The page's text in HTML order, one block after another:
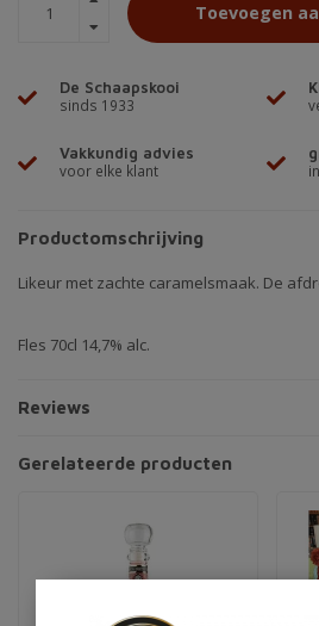
Toevoegen
De Schaapskooi
sinds 1933
Vakkundig advies
voor elke klant
Productomschrijving
Likeur met zachte caramelsmaak. De
Fles 70cl 14,7% alc.
Reviews
Gerelateerde producten